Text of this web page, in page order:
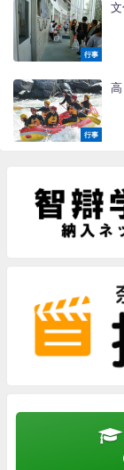
行事
文
行事
高